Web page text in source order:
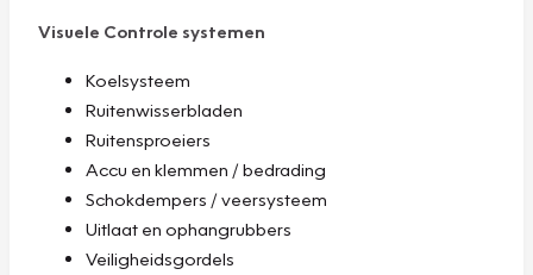
Visuele Controle systemen
Koelsysteem
Ruitenwisserbladen
Ruitensproeiers
Accu en klemmen / bedrading
Schokdempers / veersysteem
Uitlaat en ophangrubbers
Veiligheidsgordels